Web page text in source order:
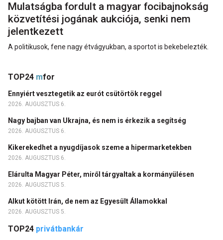
Mulatságba fordult a magyar focibajnokság
közvetítési jogának aukciója, senki nem
jelentkezett
A politikusok, fene nagy étvágyukban, a sportot is bekebelezték.
TOP24 mfor
Ennyiért vesztegetik az eurót csütörtök reggel
2026. AUGUSZTUS 6.
Nagy bajban van Ukrajna, és nem is érkezik a segítség
2026. AUGUSZTUS 6.
Kikerekedhet a nyugdíjasok szeme a hipermarketekben
2026. AUGUSZTUS 6.
Elárulta Magyar Péter, miről tárgyaltak a kormányülésen
2026. AUGUSZTUS 5.
Alkut kötött Irán, de nem az Egyesült Államokkal
2026. AUGUSZTUS 5.
TOP24 privátbankár